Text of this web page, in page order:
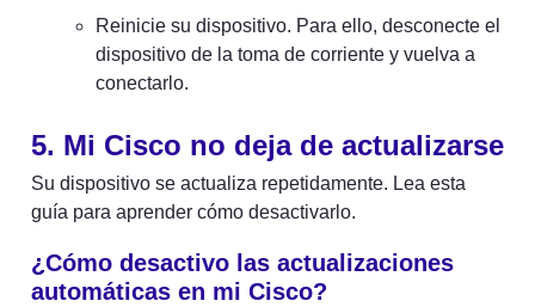
Reinicie su dispositivo. Para ello, desconecte el
dispositivo de la toma de corriente y vuelva a
conectarlo.
5. Mi Cisco no deja de actualizarse
Su dispositivo se actualiza repetidamente. Lea esta
guía para aprender cómo desactivarlo.
¿Cómo desactivo las actualizaciones
automáticas en mi Cisco?